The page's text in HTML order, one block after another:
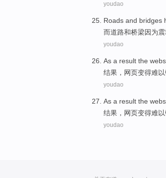
youdao
Roads and bridges
而道路和桥梁因为震
youdao
As a result the
结果 ， 网页变得难以
youdao
As a result the
结果 ， 网页变得难以
youdao